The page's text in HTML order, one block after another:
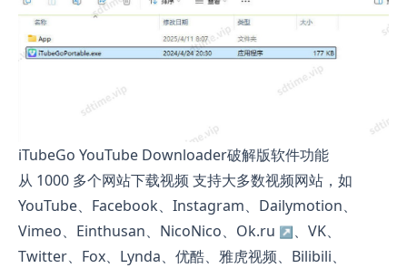
iTubeGo YouTube Downloader破解版软件功能
从 1000 多个网站下载视频 支持大多数视频网站，如
YouTube、Facebook、Instagram、Dailymotion、
Vimeo、Einthusan、NicoNico、 Ok.ru
、VK、
Twitter、Fox、Lynda、优酷、雅虎视频、Bilibili、